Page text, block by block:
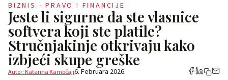
BIZNIS - PRAVO I FINANCIJE
Jeste li sigurne da ste vlasnice
softvera koji ste platile?
Stručnjakinje otkrivaju kako
izbjeći skupe greške
Autor: Katarina Kamočaji6. Februara 2026.